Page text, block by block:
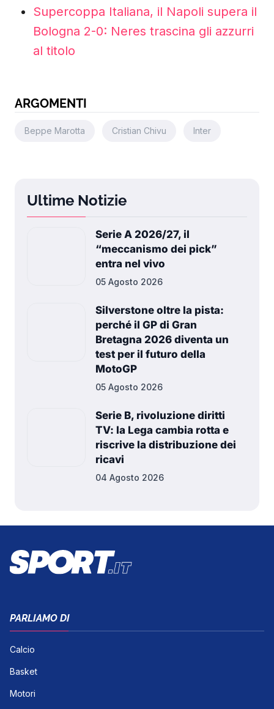
Supercoppa Italiana, il Napoli supera il
Bologna 2-0: Neres trascina gli azzurri
al titolo
ARGOMENTI
Beppe Marotta Cristian Chivu Inter
Ultime Notizie
Serie A 2026/27, il
“meccanismo dei pick”
entra nel vivo
05 Agosto 2026
Silverstone oltre la pista:
perché il GP di Gran
Bretagna 2026 diventa un
test per il futuro della
MotoGP
05 Agosto 2026
Serie B, rivoluzione diritti
TV: la Lega cambia rotta e
riscrive la distribuzione dei
ricavi
04 Agosto 2026
PARLIAMO DI
Calcio
Basket
Motori